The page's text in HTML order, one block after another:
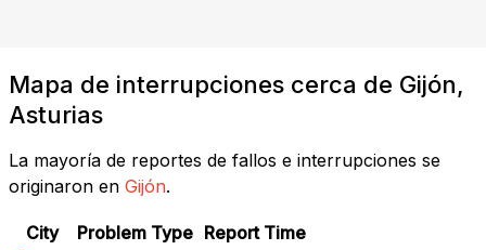
Mapa de interrupciones cerca de Gijón,
Asturias
La mayoría de reportes de fallos e interrupciones se
originaron en Gijón.
City Problem Type Report Time